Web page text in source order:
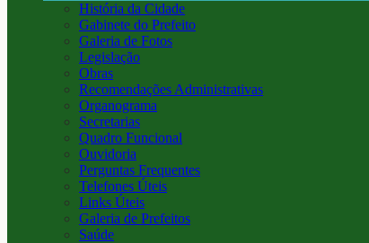
História da Cidade
Gabinete do Prefeito
Galeria de Fotos
Legislação
Obras
Recomendações Administrativas
Organograma
Secretarias
Quadro Funcional
Ouvidoria
Perguntas Frequentes
Telefones Úteis
Links Úteis
Galeria de Prefeitos
Saúde